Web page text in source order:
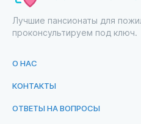
Лучшие пансионаты для
проконсультируем под ключ.
О НАС
КОНТАКТЫ
ОТВЕТЫ НА ВОПРОСЫ